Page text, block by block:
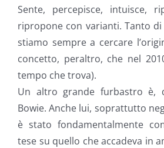
Sente, percepisce, intuisce,
ripropone con varianti. Tanto di
stiamo sempre a cercare
concetto, peraltro, che nel
tempo che trova).
Un altro grande furbastro è,
Bowie. Anche lui, soprattutto
è stato fondamentalmente
tese su quello che accadeva in